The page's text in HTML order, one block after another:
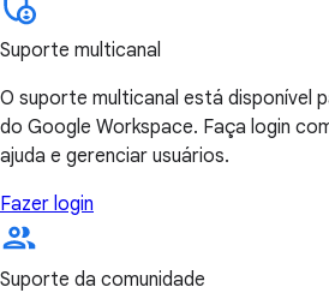
Suporte multicanal
O suporte multicanal está disponível
do Google Workspace. Faça login
ajuda e gerenciar usuários.
Fazer login
Suporte da comunidade